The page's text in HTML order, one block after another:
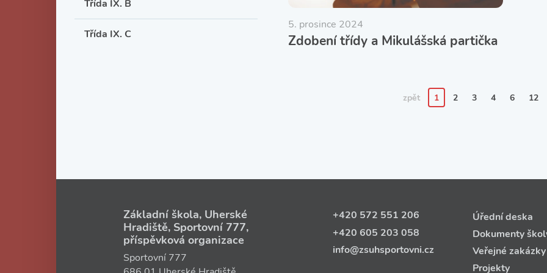
5. prosince 2024
Zdobení třídy a Mikulášská partička
zpět 1 2 3 4 6 12
Třída IX. B
Třída IX. C
Základní škola, Uherské
Hradiště, Sportovní 777,
příspěvková organizace
Sportovní 777
+420 572 551 206
+420 605 203 058
info@zsuhsportovni.cz
Úřední deska
Dokumenty
Veřejné zakázky
Projekty